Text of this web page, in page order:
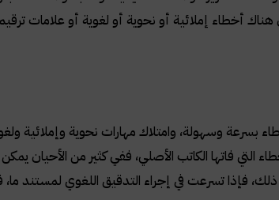
أخطاء إملائية أو نحوية أو لغوية أو علامات
وسهولة، وامتلاك مهارات نحوية وإملائية
التي فاتها الكاتب الأصلي، ففي كثير من الأحيان يمكن
فإذا تسرعت في إجراء التدقيق اللغوي لمستند